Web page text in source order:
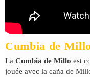
Cumbia de
La Cumbia de Millo est
jouée avec la caña de